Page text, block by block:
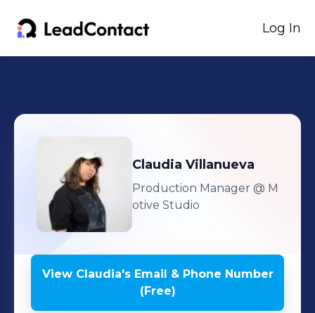
Log In
Claudia Villanueva
Production Manager @ M
otive Studio
View Claudia'sEmail & Phone Number
(Free)